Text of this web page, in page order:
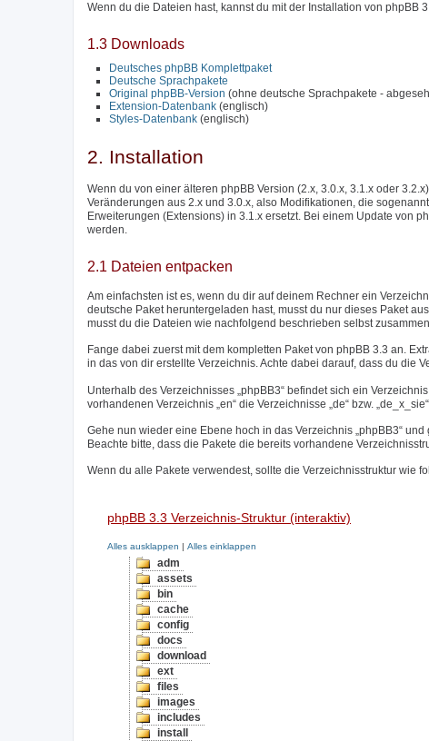
Wenn du die Dateien hast, kannst du mit der Installation von phpBB
1.3 Downloads
Deutsches phpBB Komplettpaket
Deutsche Sprachpakete
Original phpBB-Version (ohne deutsche Sprachpakete -
Extension-Datenbank (englisch)
Styles-Datenbank (englisch)
2. Installation
Wenn du von einer älteren phpBB Version (2.x, 3.0.x, 3.1.x oder
Veränderungen aus 2.x und 3.0.x, also Modifikationen, die
Erweiterungen (Extensions) in 3.1.x ersetzt. Bei einem Update von
werden.
2.1 Dateien entpacken
Am einfachsten ist es, wenn du dir auf deinem Rechner ein
deutsche Paket heruntergeladen hast, musst du nur dieses Paket
musst du die Dateien wie nachfolgend beschrieben selbst
Fange dabei zuerst mit dem kompletten Paket von phpBB 3.3 an.
in das von dir erstellte Verzeichnis. Achte dabei darauf, dass du die
Unterhalb des Verzeichnisses „phpBB3“ befindet sich ein
vorhandenen Verzeichnis „en“ die Verzeichnisse „de“ bzw.
Gehe nun wieder eine Ebene hoch in das Verzeichnis „phpBB3“
Beachte bitte, dass die Pakete die bereits vorhandene
Wenn du alle Pakete verwendest, sollte die Verzeichnisstruktur wie
phpBB 3.3 Verzeichnis-Struktur (interaktiv)
Alles ausklappen Alles einklappen
adm
assets
bin
cache
config
docs
download
ext
files
images
includes
install